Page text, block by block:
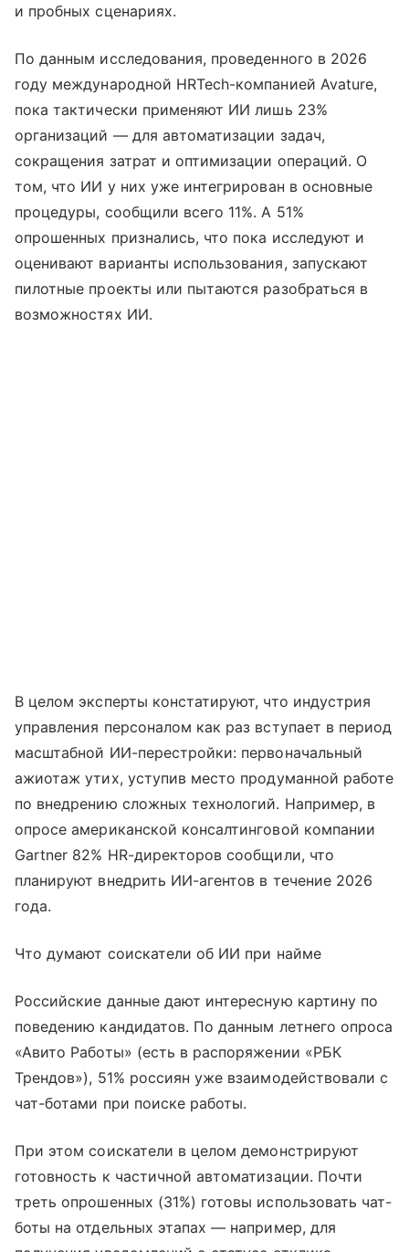
и пробных сценариях.
По данным исследования, проведенного в 2026
году международной HRTech-компанией Avature,
пока тактически применяют ИИ лишь 23%
организаций — для автоматизации задач,
сокращения затрат и оптимизации операций. О
том, что ИИ у них уже интегрирован в основные
процедуры, сообщили всего 11%. А 51%
опрошенных признались, что пока исследуют и
оценивают варианты использования, запускают
пилотные проекты или пытаются разобраться в
возможностях ИИ.
В целом эксперты констатируют, что индустрия
управления персоналом как раз вступает в период
масштабной ИИ-перестройки: первоначальный
ажиотаж утих, уступив место продуманной работе
по внедрению сложных технологий. Например, в
опросе американской консалтинговой компании
Gartner 82% HR-директоров сообщили, что
планируют внедрить ИИ-агентов в течение 2026
года.
Что думают соискатели об ИИ при найме
Российские данные дают интересную картину по
поведению кандидатов. По данным летнего опроса
«Авито Работы» (есть в распоряжении «РБК
Трендов»), 51% россиян уже взаимодействовали с
чат-ботами при поиске работы.
При этом соискатели в целом демонстрируют
готовность к частичной автоматизации. Почти
треть опрошенных (31%) готовы использовать чат-
боты на отдельных этапах — например, для